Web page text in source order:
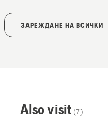
ЗАРЕЖДАНЕ НА ВСИЧКИ
Also visit (7)